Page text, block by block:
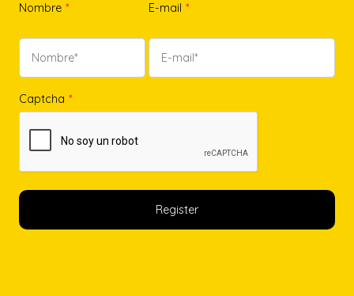
Nombre * E-mail *
Captcha *